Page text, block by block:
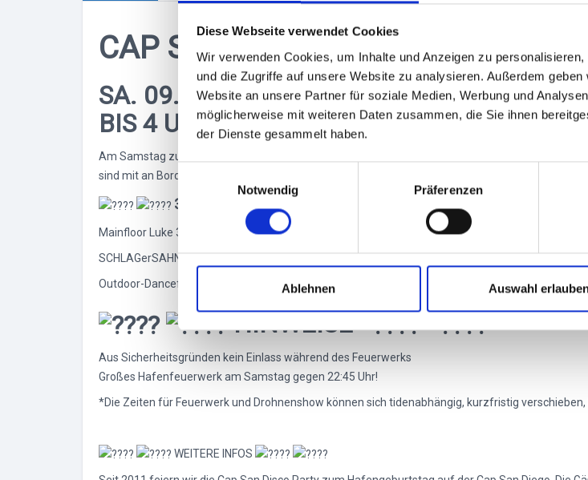
Diese Webseite verwendet Cookies
Wir verwenden Cookies, um Inhalte und Anzeigen zu
und die Zugriffe auf unsere Website zu analysieren. Außerdem
Website an unsere Partner für soziale Medien, Werbung und
möglicherweise mit weiteren Daten zusammen, die Sie ihnen
der Dienste gesammelt haben.
E
n
w
l
g
n
g
s
s
Notwendig Präferenzen
Ablehnen Auswahl
CAP SAN DISCO
SA. 09.05.2026 - 3 DANCEFLOORS +
BIS 4 UHR
Am Samstag zum Hafengeburtstag 2026 wird die CAP SAN DIEGO erneut zu einem
sind mit an Bord und lassen den ehrwürdigen Dampfer beben.
3 DANCEFLOORS
Mainfloor Luke 3 (All Mixed Up - Aktuelle Clubsound, Charts, Disco, 90s, Electro und House )
SCHLAGerSAHNE Kathedrale (ab 23:30Uhr) Schlager, Mallorca & Apres Ski Hits, Deutsch Rock,
Outdoor-Dancefloor (bis 0 Uhr): Partyclassics, Charts, Gute-Laune-Frühlings-Mix
HINWEISE
Aus Sicherheitsgründen kein Einlass während des Feuerwerks
Großes Hafenfeuerwerk am Samstag gegen 22:45 Uhr!
*Die Zeiten für Feuerwerk und Drohnenshow können sich tidenabhängig, kurzfristig
WEITERE INFOS